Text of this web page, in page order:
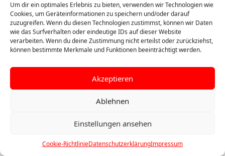
Um dir ein optimales Erlebnis zu bieten, verwenden wir Technologien wie
Cookies, um Geräteinformationen zu speichern und/oder darauf
zuzugreifen. Wenn du diesen Technologien zustimmst, können wir Daten
wie das Surfverhalten oder eindeutige IDs auf dieser Website
verarbeiten. Wenn du deine Zustimmung nicht erteilst oder zurückziehst,
können bestimmte Merkmale und Funktionen beeinträchtigt werden.
Akzeptieren
Ablehnen
Einstellungen ansehen
Cookie-RichtlinieDatenschutzerklärungImpressum
Impressum|Datenschutz|Cookie-Richtlinie